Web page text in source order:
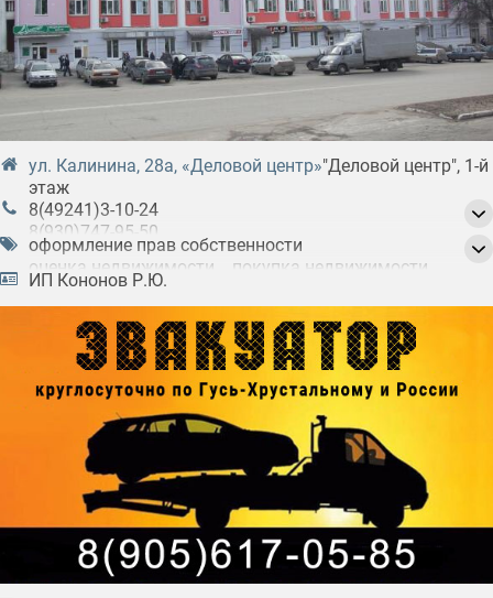
ул. Калинина, 28а, «Деловой центр»"Деловой центр", 1-й
этаж
8(49241)3-10-24
8(930)747-95-50
8(904)659-55-11
оформление прав собственности
оценка недвижимости
покупка недвижимости
продажа недвижимости
ИП Кононов Р.Ю.